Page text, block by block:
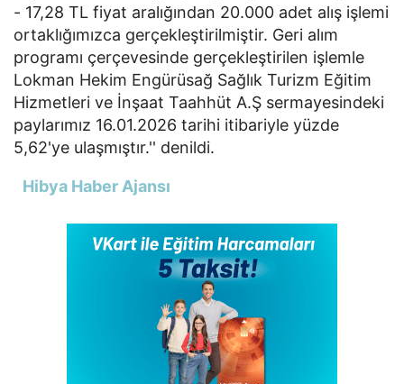
- 17,28 TL fiyat aralığından 20.000 adet alış işlemi
ortaklığımızca gerçekleştirilmiştir. Geri alım
programı çerçevesinde gerçekleştirilen işlemle
Lokman Hekim Engürüsağ Sağlık Turizm Eğitim
Hizmetleri ve İnşaat Taahhüt A.Ş sermayesindeki
paylarımız 16.01.2026 tarihi itibariyle yüzde
5,62'ye ulaşmıştır.'' denildi.
Hibya Haber Ajansı